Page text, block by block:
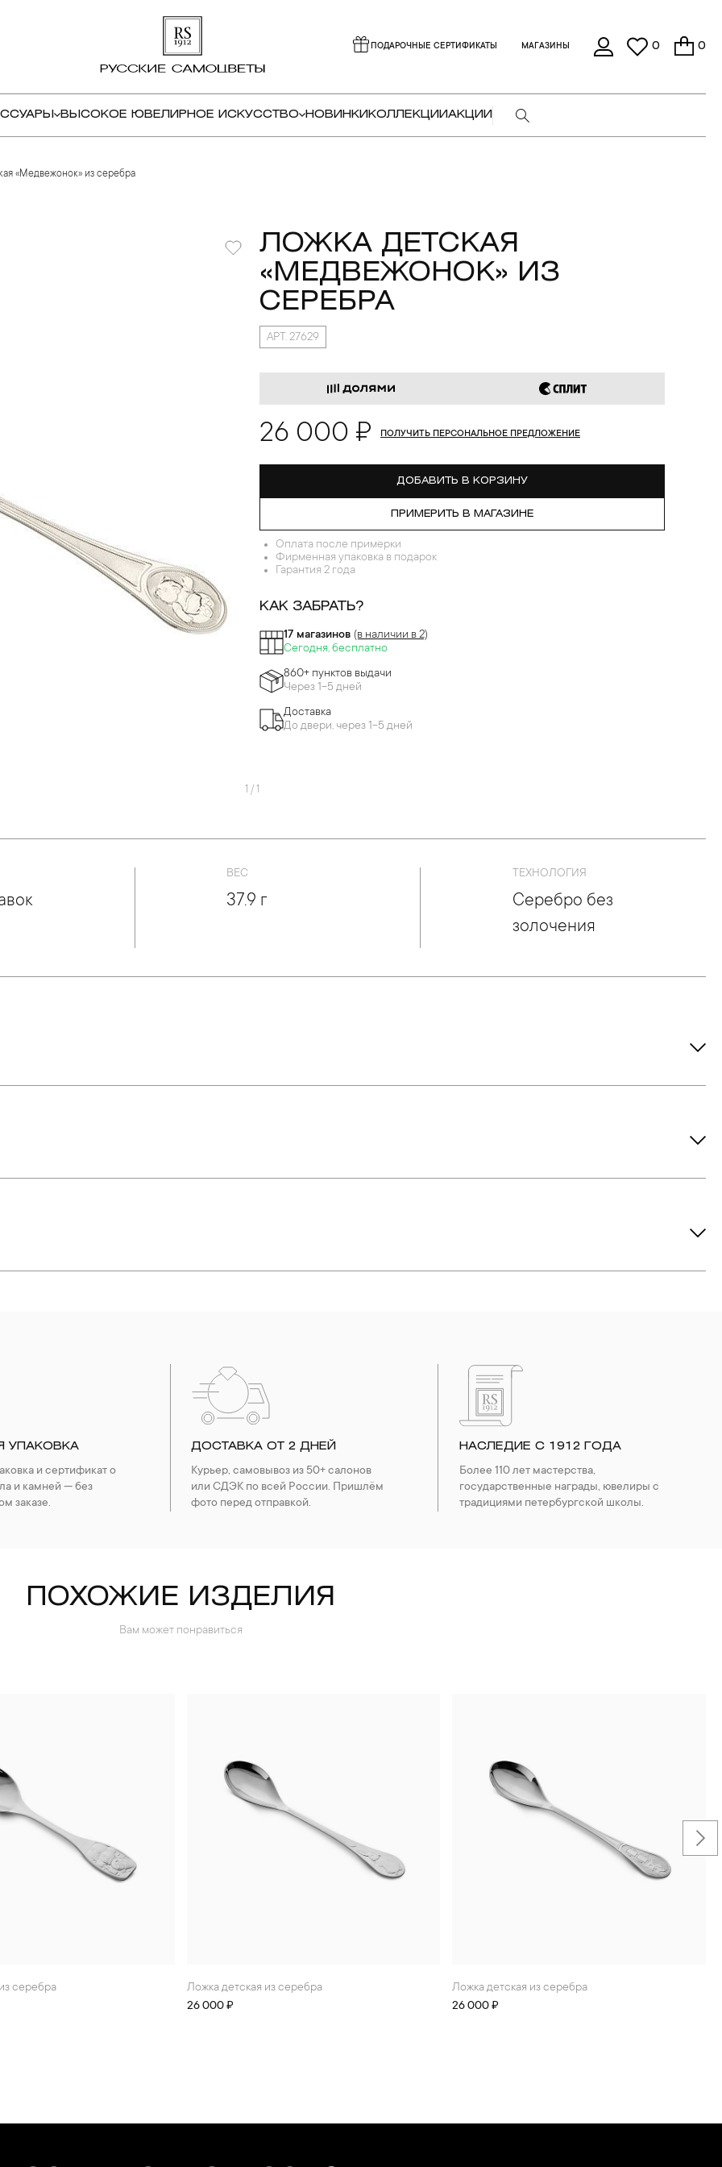
ПОДАРОЧНЫЕ СЕРТИФИКАТЫ МАГАЗИНЫ 0 0
ВЫСОКОЕ ЮВЕЛИРНОЕ ИСКУССТВО НОВИНКИ КОЛЛЕКЦИИАКЦИИ
«Медвежонок» из серебра
1 / 1
ЛОЖКА ДЕТСКАЯ
«МЕДВЕЖОНОК» ИЗ
СЕРЕБРА
АРТ. 27629
26 000 ₽ ПОЛУЧИТЬ ПЕРСОНАЛЬНОЕ ПРЕДЛОЖЕНИЕ
ДОБАВИТЬ В КОРЗИНУ
ПРИМЕРИТЬ В МАГАЗИНЕ
Оплата после примерки
Фирменная упаковка в подарок
Гарантия 2 года
КАК ЗАБРАТЬ?
17 магазинов (в наличии в 2)
Сегодня, бесплатно
860+ пунктов выдачи
Через 1-5 дней
Доставка
До двери, через 1-5 дней
ВЕС
37.9 г
ТЕХНОЛОГИЯ
Серебро без
золочения
беречь от воздействия влаги, необходимо позолоченные изделия. Также высокую влажность плохо переносят жемчуг,
УПАКОВКА
и сертификат о
и камней — без
заказе.
ДОСТАВКА ОТ 2 ДНЕЙ
Курьер, самовывоз из 50+ салонов
или СДЭК по всей России. Пришлём
фото перед отправкой.
НАСЛЕДИЕ С 1912 ГОДА
Более 110 лет мастерства,
государственные награды, ювелиры с
традициями петербургской школы.
ПОХОЖИЕ ИЗДЕЛИЯ
Вам может понравиться
серебра
Ложка детская из серебра
26 000 ₽
Ложка детская из серебра
26 000 ₽